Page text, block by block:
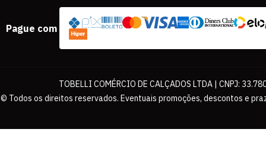
Pague com
TOBELLI COMÉRCIO DE CALÇADOS LTDA | CNPJ:
© Todos os direitos reservados. Eventuais promoções, descontos e